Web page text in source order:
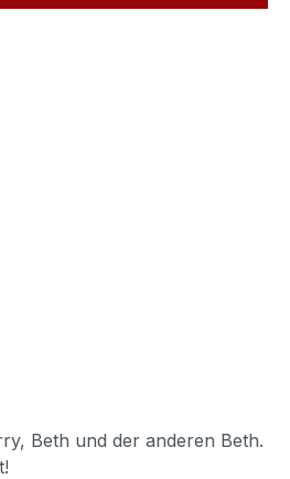
Beth und der anderen Beth.